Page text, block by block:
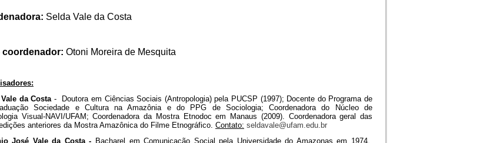
Selda Vale da Costa
coordenador: Otoni Moreira de Mesquita
Vale da Costa- Doutora em Ciências Sociais (Antropologia) pela PUCSP (1997); Docente do Programa de
Sociedade e Cultura na Amazônia e do PPG de Sociologia; Coordenadora do Núcleo de
Visual-NAVI/UFAM; Coordenadora da Mostra Etnodoc em Manaus (2009). Coordenadora geral das
anteriores da Mostra Amazônica do Filme Etnográfico. Contato: seldavale@ufam.edu.br
José Vale da Costa - Bacharel em Comunicação Social pela Universidade do Amazonas em 1974.